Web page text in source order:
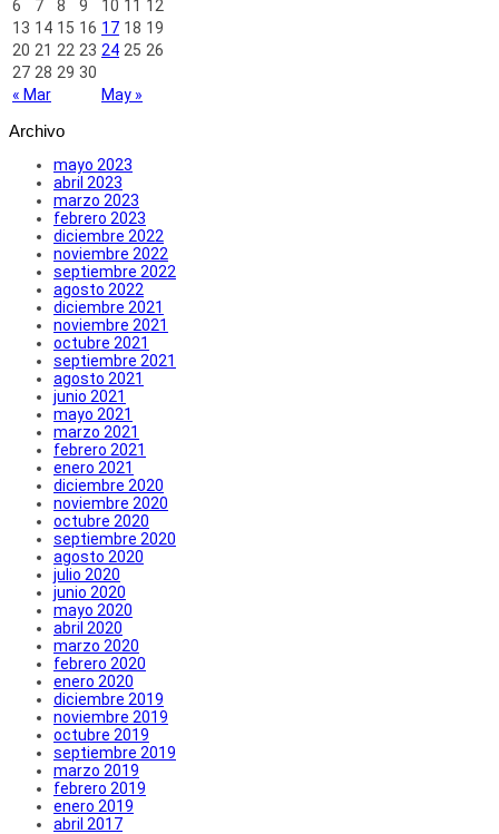
« Mar May »
6
7 8 9 10 11 12
13 14 15 16 17 18 19
20 21 22 23 24 25 26
27 28 29 30
Archivo
mayo 2023
abril 2023
marzo 2023
febrero 2023
diciembre 2022
noviembre 2022
septiembre 2022
agosto 2022
diciembre 2021
noviembre 2021
octubre 2021
septiembre 2021
agosto 2021
junio 2021
mayo 2021
marzo 2021
febrero 2021
enero 2021
diciembre 2020
noviembre 2020
octubre 2020
septiembre 2020
agosto 2020
julio 2020
junio 2020
mayo 2020
abril 2020
marzo 2020
febrero 2020
enero 2020
diciembre 2019
noviembre 2019
octubre 2019
septiembre 2019
marzo 2019
febrero 2019
enero 2019
abril 2017